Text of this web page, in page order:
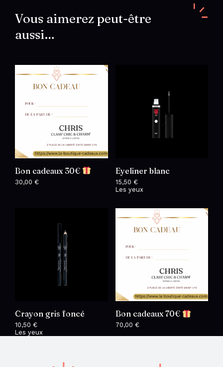
Vous aimerez peut-être
aussi…
Bon cadeaux 30€
30,00 €
Eyeliner blanc
15,50 €
Les yeux
Crayon gris foncé
10,50 €
Les yeux
Bon cadeaux 70€
70,00 €